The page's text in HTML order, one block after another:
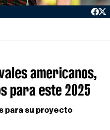
americanos,
para este 2025
para su proyecto